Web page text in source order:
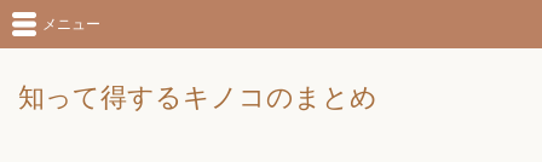
知って得するキノコのまとめ
メニュー